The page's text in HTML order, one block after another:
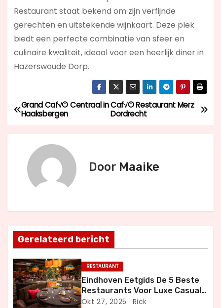
Restaurant staat bekend om zijn verfijnde
gerechten en uitstekende wijnkaart. Deze plek
biedt een perfecte combinatie van sfeer en
culinaire kwaliteit, ideaal voor een heerlijk diner in
Hazerswoude Dorp.
B
e
h
t
n
a
v
Caf√© Restaurant Merz
Dordrecht
Grand Caf√© Centraal in
Haaksbergen
Door Maaike
Gerelateerd bericht
RESTAURANT
Eindhoven Eetgids De 5 Beste
Restaurants Voor Luxe Casual
en Bijzondere Momenten
Okt 27, 2025 Rick